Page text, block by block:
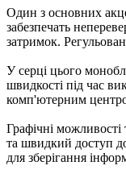
Один з основних
забезпечать
затримок.
У серці цього
швидкості під час
комп'ютерним
Графічні можливості
та швидкий доступ
для зберігання